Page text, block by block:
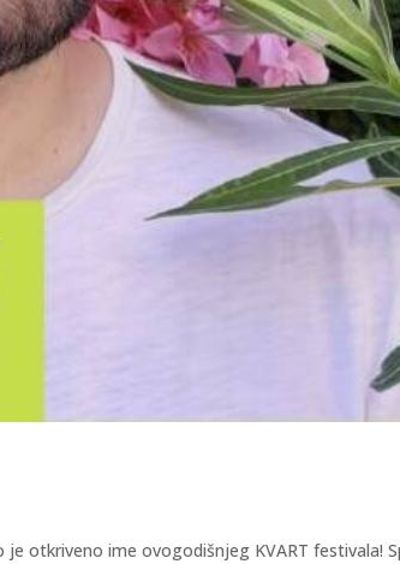
otkriveno ime ovogodišnjeg KVART festivala!